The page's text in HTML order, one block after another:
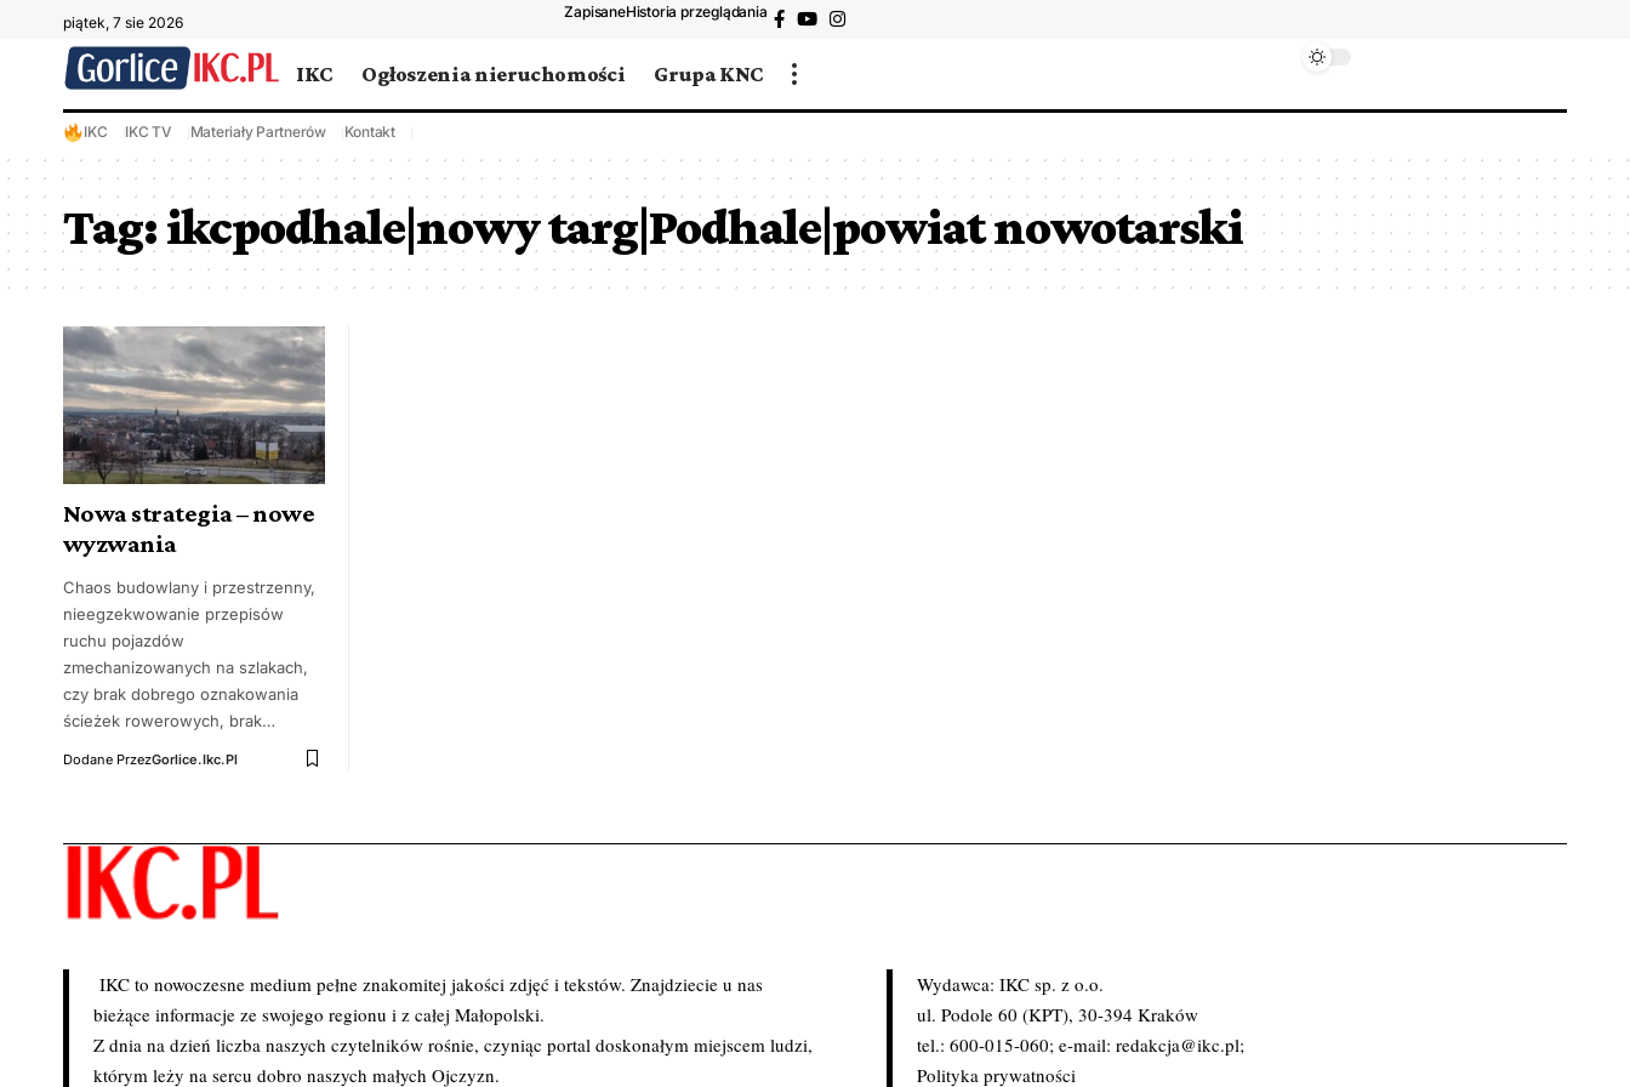
piątek, 7 sie 2026
ZapisaneHistoria przeglądania
IKC Ogłoszenia nieruchomości Grupa KNC
IKC IKC TV Materiały Partnerów Kontakt
Tag:ikcpodhale|nowy targ|Podhale|powiat nowotarski
Nowa strategia – nowe
wyzwania
Chaos budowlany i przestrzenny,
nieegzekwowanie przepisów
ruchu pojazdów
zmechanizowanych na szlakach,
czy brak dobrego oznakowania
ścieżek rowerowych, brak…
Dodane PrzezGorlice.ikc.pl
IKC to nowoczesne medium pełne znakomitej jakości zdjęć i tekstów. Znajdziecie u nas
bieżące informacje ze swojego regionu i z całej Małopolski.
Z dnia na dzień liczba naszych czytelników rośnie, czyniąc portal doskonałym miejscem ludzi,
którym leży na sercu dobro naszych małych Ojczyzn.
Wydawca: IKC sp. z o.o.
ul. Podole 60 (KPT), 30-394 Kraków
tel.: 600-015-060; e-mail:redakcja@ikc.pl;
Polityka prywatności